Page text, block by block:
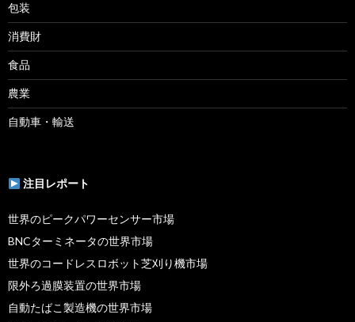
包装
消費財
食品
農業
自動車・輸送
注目レポート
世界のピークパワーセンサー市場
BNCターミネータの世界市場
世界のコードレスロボット芝刈り機市場
限外ろ過膜装置の世界市場
自動たばこ製造機の世界市場